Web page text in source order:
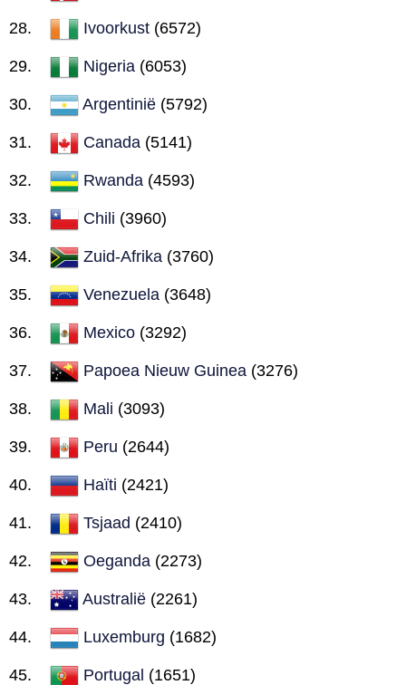
Ivoorkust (6572)
Nigeria (6053)
Argentinië (5792)
Canada (5141)
Rwanda (4593)
Chili (3960)
Zuid-Afrika (3760)
Venezuela (3648)
Mexico (3292)
Papoea Nieuw Guinea (3276)
Mali (3093)
Peru (2644)
Haïti (2421)
Tsjaad (2410)
Oeganda (2273)
Australië (2261)
Luxemburg (1682)
Portugal (1651)